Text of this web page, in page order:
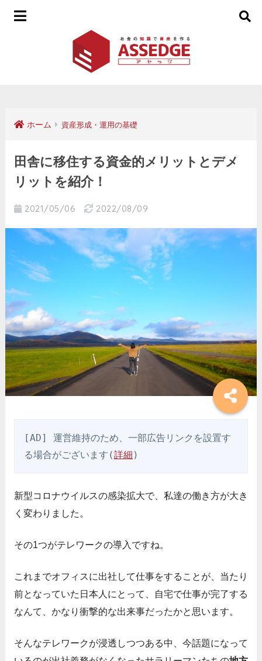
ホーム 資産形成・運用の基礎
田舎に移住する資金的メリットとデメ
リットを紹介！
2021/05/06 2022/08/09
[AD] 運営維持のため、一部広告リンクを設置す
る場合がございます(詳細 )
新型コロナウイルスの感染拡大で、私達の働き方が大き
く変わりました。
その1つがテレワークの導入ですね。
これまでオフィスに出社して仕事をすることが、当たり
前となっていた日本人にとって、自宅で仕事が完了する
なんて、かなり衝撃的な出来事だったかと思います。
そんなテレワークが浸透しつつある中、今話題になって